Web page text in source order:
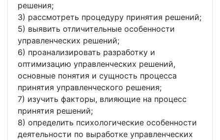
решения;
3) рассмотреть процедуру принятия решений;
5) выявить отличительные особенности
управленческих решений;
6) проанализировать разработку и
оптимизацию управленческих решений,
основные понятия и сущность процесса
принятия управленческого решения;
7) изучить факторы, влияющие на процесс
принятия решений;
8) определить психологические особенности
деятельности по выработке управленческих